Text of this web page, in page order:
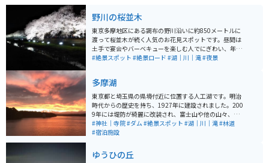
野川の桜並木
東京多摩地区にある調布の野川沿いに約850メートルに
渡って桜並木が続く人気のお花見スポットです。昼間は
土手で宴会やバーベキューを楽しむ人でにぎわい、年に
1度行われるライトアップイベントも大人気です。ライト
す。
#絶景スポット #絶景ロード #湖｜川｜滝#夜景
多摩湖
東京都と埼玉県の県境付近に位置する人工湖です。明治
時代からの歴史を持ち、1927年に建設されました。200
9年には堤防が綺麗に改装され、富士山や他の山々、西
武遊園地や西武球場などを眺めることができます。特に
夕日は絶景であり、多くのカメラマンが訪れるほどで
持ちの良いスポットとなっています。
#神社｜寺院#ダム#絶景スポット #湖｜川｜滝#林道
#宿泊施設
ゆうひの丘